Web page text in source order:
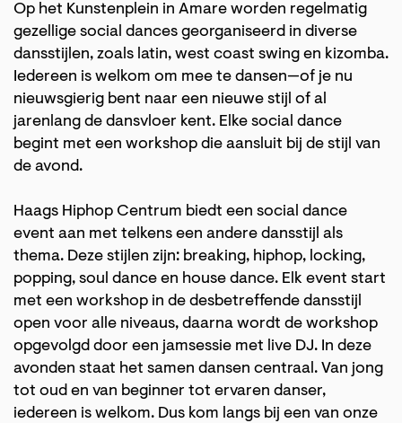
Op het Kunstenplein in Amare worden regelmatig
gezellige social dances georganiseerd in diverse
dansstijlen, zoals latin, west coast swing en kizomba.
Iedereen is welkom om mee te dansen—of je nu
nieuwsgierig bent naar een nieuwe stijl of al
jarenlang de dansvloer kent. Elke social dance
begint met een workshop die aansluit bij de stijl van
de avond.
Haags Hiphop Centrum biedt een social dance
event aan met telkens een andere dansstijl als
thema. Deze stijlen zijn: breaking, hiphop, locking,
popping, soul dance en house dance. Elk event start
met een workshop in de desbetreffende dansstijl
open voor alle niveaus, daarna wordt de workshop
opgevolgd door een jamsessie met live DJ. In deze
avonden staat het samen dansen centraal. Van jong
tot oud en van beginner tot ervaren danser,
iedereen is welkom. Dus kom langs bij een van onze